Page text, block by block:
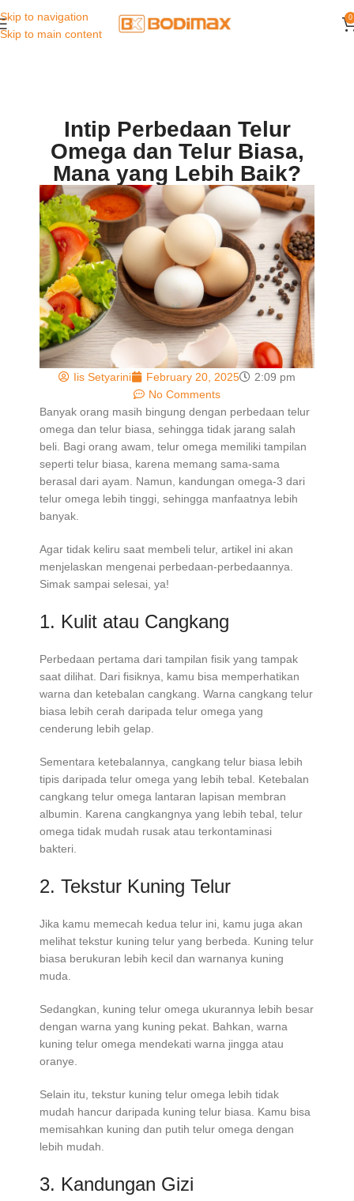
Skip to navigation
Skip to main content
0
Intip Perbedaan Telur
Omega dan Telur Biasa,
Mana yang Lebih Baik?
Iis Setyarini February 20, 2025
2:09 pm
No Comments
Banyak orang masih bingung dengan perbedaan telur
omega dan telur biasa, sehingga tidak jarang salah
beli. Bagi orang awam, telur omega memiliki tampilan
seperti telur biasa, karena memang sama-sama
berasal dari ayam. Namun, kandungan omega-3 dari
telur omega lebih tinggi, sehingga manfaatnya lebih
banyak.
Agar tidak keliru saat membeli telur, artikel ini akan
menjelaskan mengenai perbedaan-perbedaannya.
Simak sampai selesai, ya!
1. Kulit atau Cangkang
Perbedaan pertama dari tampilan fisik yang tampak
saat dilihat. Dari fisiknya, kamu bisa memperhatikan
warna dan ketebalan cangkang. Warna cangkang telur
biasa lebih cerah daripada telur omega yang
cenderung lebih gelap.
Sementara ketebalannya, cangkang telur biasa lebih
tipis daripada telur omega yang lebih tebal. Ketebalan
cangkang telur omega lantaran lapisan membran
albumin. Karena cangkangnya yang lebih tebal, telur
omega tidak mudah rusak atau terkontaminasi
bakteri.
2. Tekstur Kuning Telur
Jika kamu memecah kedua telur ini, kamu juga akan
melihat tekstur kuning telur yang berbeda. Kuning telur
biasa berukuran lebih kecil dan warnanya kuning
muda.
Sedangkan, kuning telur omega ukurannya lebih besar
dengan warna yang kuning pekat. Bahkan, warna
kuning telur omega mendekati warna jingga atau
oranye.
Selain itu, tekstur kuning telur omega lebih tidak
mudah hancur daripada kuning telur biasa. Kamu bisa
memisahkan kuning dan putih telur omega dengan
lebih mudah.
3. Kandungan Gizi